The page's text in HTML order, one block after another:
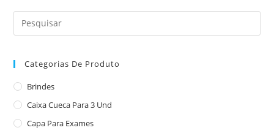
Categorias De Produto
Brindes
Caixa Cueca Para 3 Und
Capa Para Exames